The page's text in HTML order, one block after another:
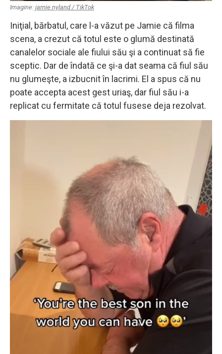
Imagine: jamie.nyland / TikTok
Iniţial, bărbatul, care l-a văzut pe Jamie că filma
scena, a crezut că totul este o glumă destinată
canalelor sociale ale fiului său şi a continuat să fie
sceptic. Dar de îndată ce şi-a dat seama că fiul său
nu glumeşte, a izbucnit în lacrimi. El a spus că nu
poate accepta acest gest uriaş, dar fiul său i-a
replicat cu fermitate că totul fusese deja rezolvat.